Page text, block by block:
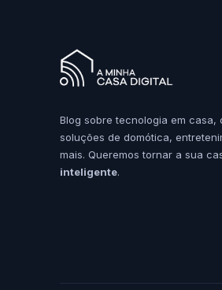
Blog sobre tecnologia em casa,
soluções de domótica,
mais. Queremos tornar a sua
inteligente.